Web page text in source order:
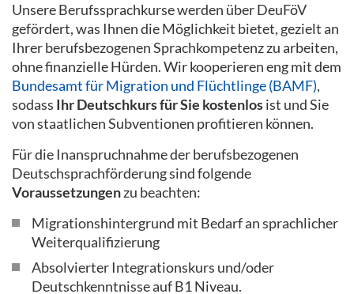
Unsere Berufssprachkurse werden über DeuFöV
gefördert, was Ihnen die Möglichkeit bietet, gezielt an
Ihrer berufsbezogenen Sprachkompetenz zu arbeiten,
ohne finanzielle Hürden. Wir kooperieren eng mit dem
Bundesamt für Migration und Flüchtlinge (BAMF),
sodass Ihr Deutschkurs für Sie kostenlosist und Sie
von staatlichen Subventionen profitieren können.
Für die Inanspruchnahme der berufsbezogenen
Deutschsprachförderung sind folgende
Voraussetzungenzu beachten:
Migrationshintergrund mit Bedarf an sprachlicher
Weiterqualifizierung
Absolvierter Integrationskurs und/oder
Deutschkenntnisse auf B1 Niveau.